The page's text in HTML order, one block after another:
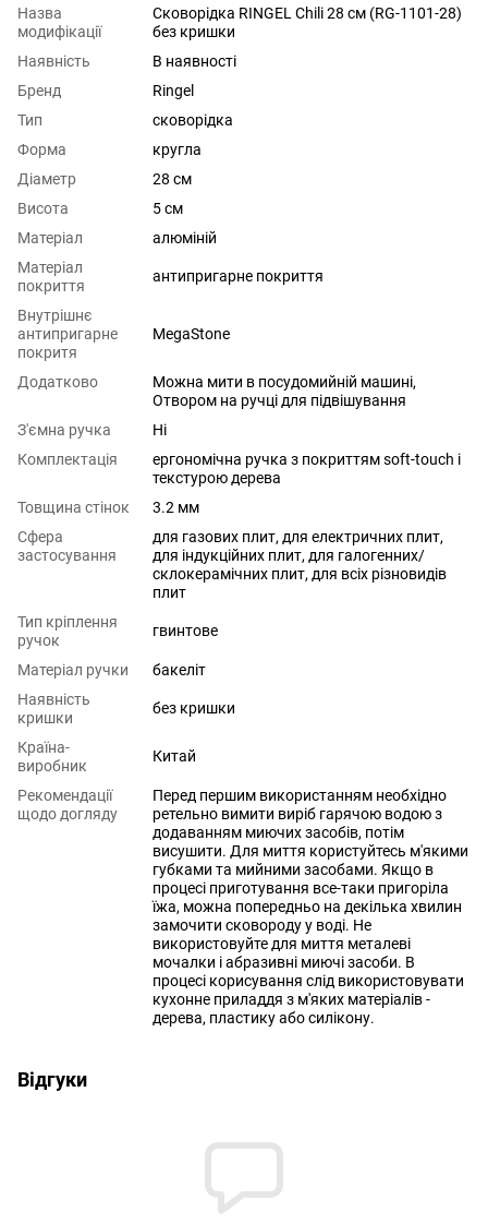
Назва
модифікації
Сковорідка RINGEL Chili 28 см (RG-1101-28)
без кришки
Наявність
В наявності
Бренд
Ringel
Тип
сковорідка
Форма
кругла
Діаметр
28 см
Висота
5 см
Матеріал
алюміній
Матеріал
покриття
антипригарне покриття
Внутрішнє
антипригарне
покритя
MegaStone
Додатково
Можна мити в посудомийній машині,
Отвором на ручці для підвішування
З'ємна ручка
Ні
Комплектація
ергономічна ручка з покриттям soft-touch і
текстурою дерева
Товщина стінок
3.2 мм
Сфера
застосування
для газових плит, для електричних плит,
для індукційних плит, для галогенних/
склокерамічних плит, для всіх різновидів
плит
Тип кріплення
ручок
гвинтове
Матеріал ручки
бакеліт
Наявність
кришки
без кришки
Країна-
виробник
Китай
Рекомендації
щодо догляду
Перед першим використанням необхідно
ретельно вимити виріб гарячою водою з
додаванням миючих засобів, потім
висушити. Для миття користуйтесь м'якими
губками та мийними засобами. Якщо в
процесі приготування все-таки пригоріла
їжа, можна попередньо на декілька хвилин
замочити сковороду у воді. Не
використовуйте для миття металеві
мочалки і абразивні миючі засоби. В
процесі корисування слід використовувати
кухонне приладдя з м'яких матеріалів -
дерева, пластику або силікону.
Відгуки